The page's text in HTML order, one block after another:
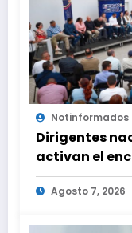
Notinformados
Dirigentes
activan el
Venezuela»
desde las
Agosto 7, 2026